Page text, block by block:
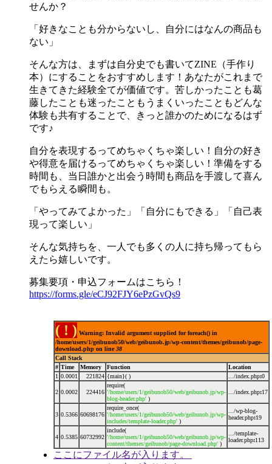
せんか？
「好きなことも分からないし、自分にはなんの商品も
ない」
そんな方は、まずは自分史でも書いてZINE（手作り
本）にすることをおすすめします！あなたがこれまで
生きてきた経験全てが価値です。苦しかったことも葛
藤したことも迷ったこともうまくいったこともどんな
体験も共有することで、きっと誰かのためになるはず
です♪
自分を表現するってめちゃくちゃ楽しい！自分の好き
や得意を届けるってめちゃくちゃ楽しい！準備をする
時間も、当日誰かと出会う時間も商品を手渡して喜ん
でもらえる瞬間も。
「やってみてよかった」「自分にもできる」「自己表
現って楽しい」
そんな気持ちを、一人でも多くの人に持ち帰ってもら
えたら嬉しいです。
募集要項・申込フォームはこちら！
https://forms.gle/eCJ92FJY6ePzGvQs9
( ! ) Warning: Invalid argument supplied for foreach() in
/home/users/1/geibunob50/web/geibunob.jp/wp-content/themes/geibunob/page-
download.php on line38
Call Stack
# Time Memory Function
Location
1 0.0001 221824 {main}( ) .../index.php:0
2 0.0002 224416
require(
'/home/users/1/geibunob50/web/geibunob.jp/wp-
blog-header.php' )
.../index.php:17
3 0.5366 60698176
require_once(
'/home/users/1/geibunob50/web/geibunob.jp/wp-
includes/template-loader.php' )
.../wp-blog-
header.php:19
4 0.5385 60732992
include(
'/home/users/1/geibunob50/web/geibunob.jp/wp-
content/themes/geibunob/page-download.php' )
.../template-
loader.php:113
ここにファイル名が入ります。